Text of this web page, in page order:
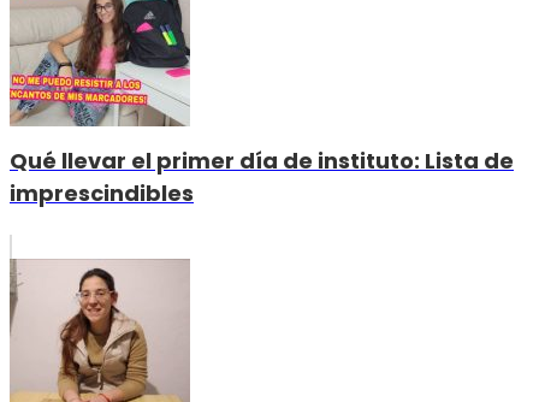
Qué llevar el primer día de instituto: Lista de
imprescindibles